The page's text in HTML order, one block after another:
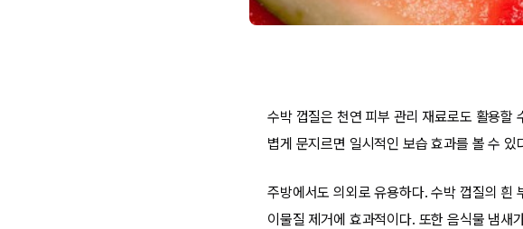
수박 껍질은 천연 피부 관리 재료로도 활용할
볍게 문지르면 일시적인 보습 효과를 볼 수
주방에서도 의외로 유용하다. 수박 껍질의 흰
이물질 제거에 효과적이다. 또한 음식물 냄새